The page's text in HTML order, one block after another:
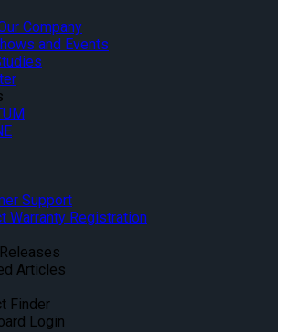
Company
and Events
Support
Warranty Registration
Articles
Finder
Login